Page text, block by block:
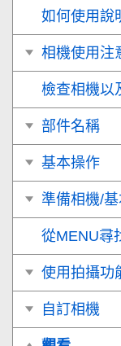
如何使用說
相機使用注
檢查相機以
部件名稱
基本操作
準備相機/
從MENU尋
使用拍攝功
自訂相機